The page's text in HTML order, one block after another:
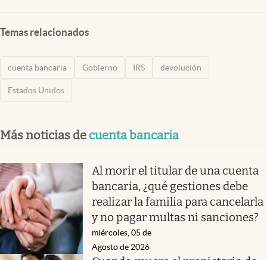
Temas relacionados
cuenta bancaria Gobierno IRS devolución
Estados Unidos
Más noticias de cuenta bancaria
Al morir el titular de una cuenta
bancaria, ¿qué gestiones debe
realizar la familia para cancelarla
y no pagar multas ni sanciones?
miércoles, 05 de
Agosto de 2026